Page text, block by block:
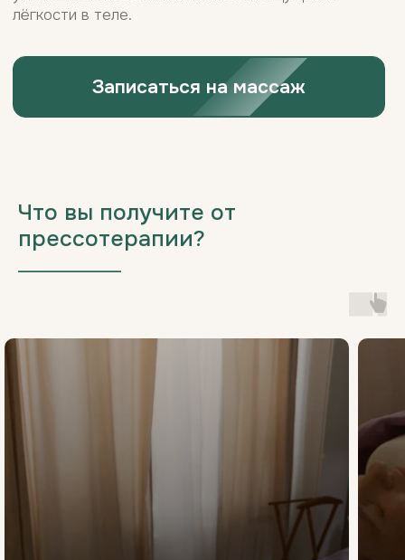
Что вы получите от
прессотерапии?